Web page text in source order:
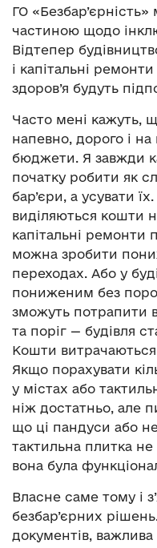
ГО
частиною щодо
Відтепер
і капітальні
здоров’я будуть
Часто мені кажуть,
напевно, дорого і
бюджети. Я завжди
початку робити як
бар’єри, а усувати
виділяються кошти
капітальні ремонти
можна зробити
переходах. Або у
пониженим без
зможуть потрапити
та поріг — будівля
Кошти
Якщо порахувати
у містах або
ніж достатньо, але
що ці пандуси або
тактильна плитка
вона була
Власне саме тому і
безбар’єрних
документів,